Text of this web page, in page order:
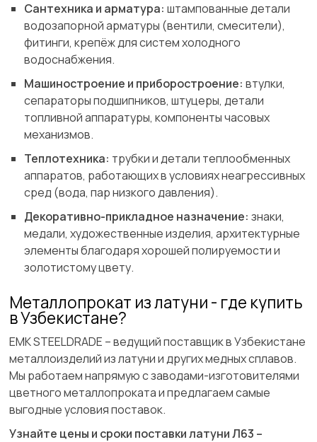
Сантехника и арматура: штампованные детали
водозапорной арматуры (вентили, смесители),
фитинги, крепёж для систем холодного
водоснабжения.
Машиностроение и приборостроение: втулки,
сепараторы подшипников, штуцеры, детали
топливной аппаратуры, компоненты часовых
механизмов.
Теплотехника: трубки и детали теплообменных
аппаратов, работающих в условиях неагрессивных
сред (вода, пар низкого давления).
Декоративно-прикладное назначение: знаки,
медали, художественные изделия, архитектурные
элементы благодаря хорошей полируемости и
золотистому цвету.
Металлопрокат из латуни - где купить
в Узбекистане?
ЕМК STEELDRADE – ведущий поставщик в Узбекистане
металлоизделий из латуни и других медных сплавов.
Мы работаем напрямую с заводами-изготовителями
цветного металлопроката и предлагаем самые
выгодные условия поставок.
Узнайте цены и сроки поставки латуни Л63 –